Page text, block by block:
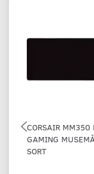
CORSAIR MM350
GAMING
SORT